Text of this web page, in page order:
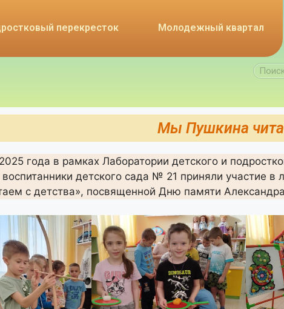
перекресток Молодежный квартал
Мы Пушкина
года в рамках Лаборатории детского и
детского сада № 21 приняли участие в
с детства», посвященной Дню памяти